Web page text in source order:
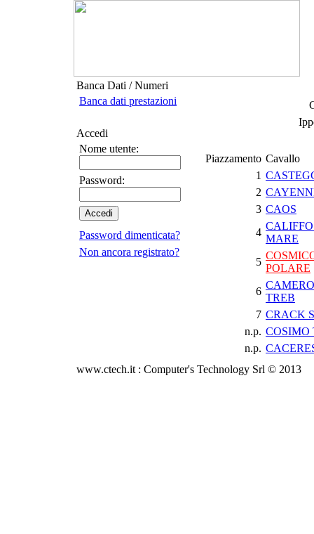
Banca Dati / Numeri
Banca dati prestazioni
Accedi
Nome utente:
Password:
Password dimenticata?
Non ancora registrato?
Piazzamento Cavallo
1
2
3 CAOS
4
MARE
5
POLARE
6
TREB
7 CRACK
n.p. COSIMO
n.p.
www.ctech.it : Computer's Technology Srl © 2013